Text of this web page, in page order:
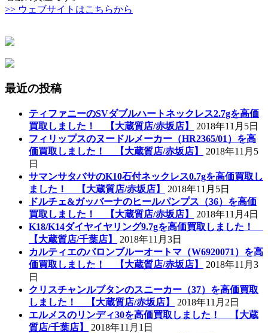
>> ウェブサイトはこちらから
最近の投稿
ティファニーのSVダブルハートネックレス2.7gを高価
買取しました！ 【大蔵質店/赤坂店】
2018年11月5日
フィリップスのヌードルメーカー（HR2365/01）を高
価買取しました！ 【大蔵質店/赤坂店】
2018年11月5
日
サマンサタバサのK10石付ネックレス0.7gを高価買取し
ました！ 【大蔵質店/赤坂店】
2018年11月5日
ドルチェ&ガッバーナのヒールパンプス（36）を高価
買取しました！ 【大蔵質店/赤坂店】
2018年11月4日
K18/K14ダイヤイヤリング9.7gを高価買取しました！
【大蔵質店/千葉店】
2018年11月3日
カルティエのバロンブルーオートマ（W6920071）を高
価買取しました！ 【大蔵質店/赤坂店】
2018年11月3
日
クリスチャンルブタンのスニーカー（37）を高価買取
しました！ 【大蔵質店/赤坂店】
2018年11月2日
エルメスのリンディ30を高価買取しました！ 【大蔵
質店/千葉店】
2018年11月1日